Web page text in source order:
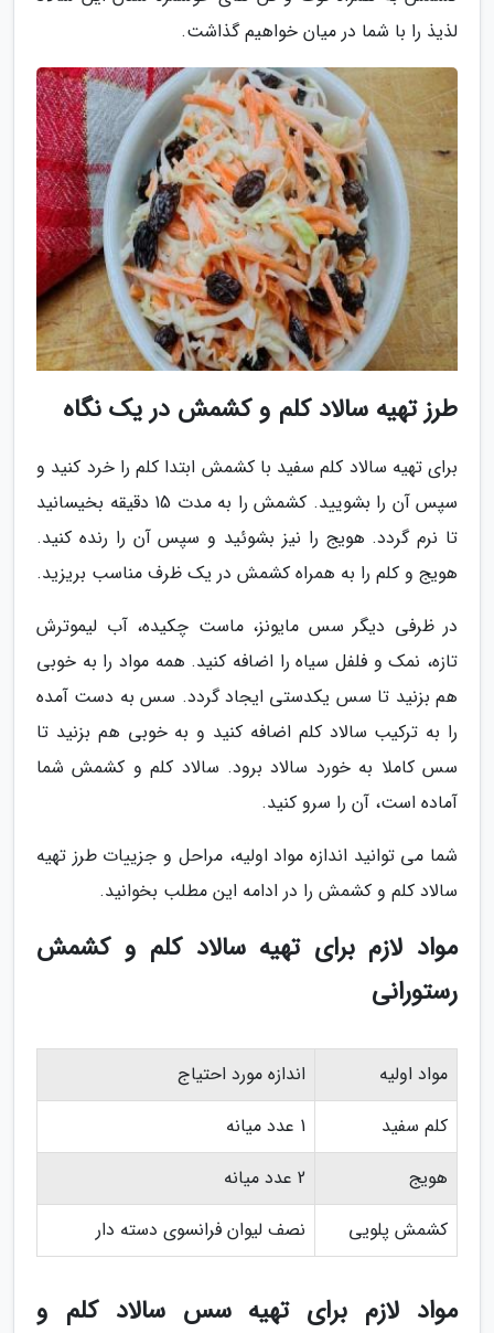
لذیذ را با شما در میان خواهیم گذاشت.
طرز تهیه سالاد کلم و کشمش در یک نگاه
برای تهیه سالاد کلم سفید با کشمش ابتدا کلم را خرد کنید و
سپس آن را بشویید. کشمش را به مدت 15 دقیقه بخیسانید
تا نرم گردد. هویج را نیز بشوئید و سپس آن را رنده کنید.
هویج و کلم را به همراه کشمش در یک ظرف مناسب بریزید.
در ظرفی دیگر سس مایونز، ماست چکیده، آب لیموترش
تازه، نمک و فلفل سیاه را اضافه کنید. همه مواد را به خوبی
هم بزنید تا سس یکدستی ایجاد گردد. سس به دست آمده
را به ترکیب سالاد کلم اضافه کنید و به خوبی هم بزنید تا
سس کاملا به خورد سالاد برود. سالاد کلم و کشمش شما
آماده است، آن را سرو کنید.
شما می توانید اندازه مواد اولیه، مراحل و جزییات طرز تهیه
سالاد کلم و کشمش را در ادامه این مطلب بخوانید.
مواد لازم برای تهیه سالاد کلم و کشمش
رستورانی
مواد اولیه
اندازه مورد احتیاج
کلم سفید
1 عدد میانه
هویج
2 عدد میانه
کشمش پلویی
نصف لیوان فرانسوی دسته دار
مواد لازم برای تهیه سس سالاد کلم و